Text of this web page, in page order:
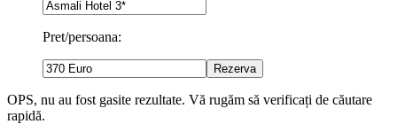
Pret/persoana:
OPS, nu au fost gasite rezultate. Vă rugăm să verificați de căutare
rapidă.